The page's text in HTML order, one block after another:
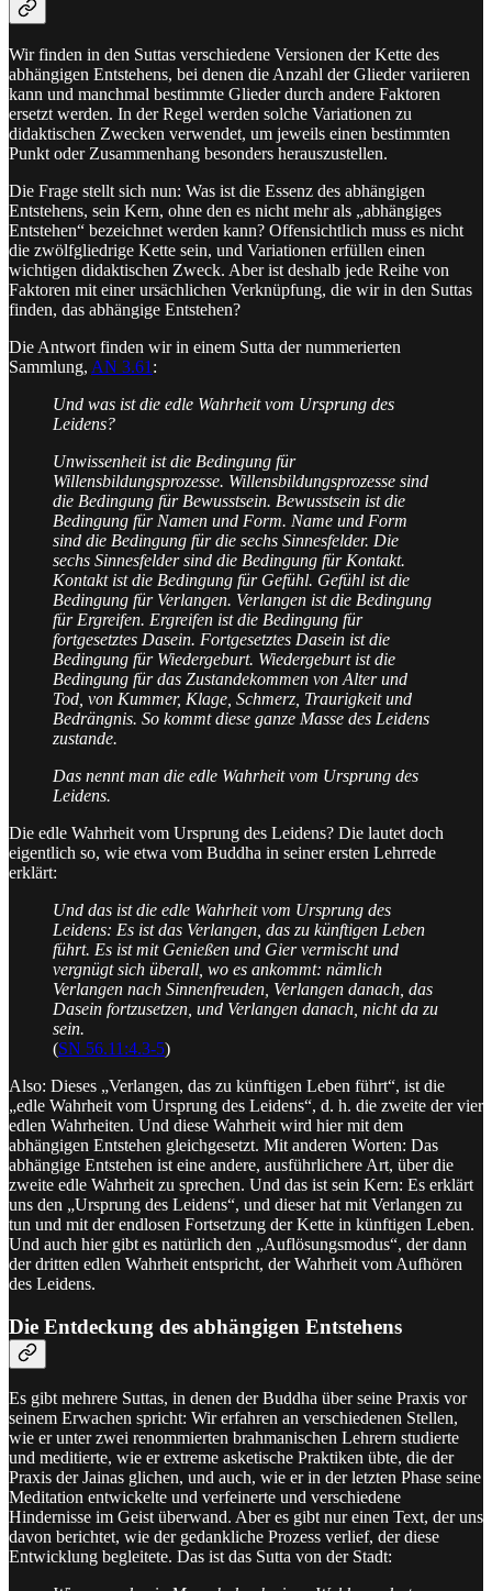
Wir finden in den Suttas verschiedene Versionen der Kette des
abhängigen Entstehens, bei denen die Anzahl der Glieder variieren
kann und manchmal bestimmte Glieder durch andere Faktoren
ersetzt werden. In der Regel werden solche Variationen zu
didaktischen Zwecken verwendet, um jeweils einen bestimmten
Punkt oder Zusammenhang besonders herauszustellen.
Die Frage stellt sich nun: Was ist die Essenz des abhängigen
Entstehens, sein Kern, ohne den es nicht mehr als „abhängiges
Entstehen“ bezeichnet werden kann? Offensichtlich muss es nicht
die zwölfgliedrige Kette sein, und Variationen erfüllen einen
wichtigen didaktischen Zweck. Aber ist deshalb jede Reihe von
Faktoren mit einer ursächlichen Verknüpfung, die wir in den Suttas
finden, das abhängige Entstehen?
Die Antwort finden wir in einem Sutta der nummerierten
Sammlung, AN 3.61 :
Und was ist die edle Wahrheit vom Ursprung des
Leidens?
Unwissenheit ist die Bedingung für
Willensbildungsprozesse. Willensbildungsprozesse sind
die Bedingung für Bewusstsein. Bewusstsein ist die
Bedingung für Namen und Form. Name und Form
sind die Bedingung für die sechs Sinnesfelder. Die
sechs Sinnesfelder sind die Bedingung für Kontakt.
Kontakt ist die Bedingung für Gefühl. Gefühl ist die
Bedingung für Verlangen. Verlangen ist die Bedingung
für Ergreifen. Ergreifen ist die Bedingung für
fortgesetztes Dasein. Fortgesetztes Dasein ist die
Bedingung für Wiedergeburt. Wiedergeburt ist die
Bedingung für das Zustandekommen von Alter und
Tod, von Kummer, Klage, Schmerz, Traurigkeit und
Bedrängnis. So kommt diese ganze Masse des Leidens
zustande.
Das nennt man die edle Wahrheit vom Ursprung des
Leidens.
Die edle Wahrheit vom Ursprung des Leidens? Die lautet doch
eigentlich so, wie etwa vom Buddha in seiner ersten Lehrrede
erklärt:
Und das ist die edle Wahrheit vom Ursprung des
Leidens: Es ist das Verlangen, das zu künftigen Leben
führt. Es ist mit Genießen und Gier vermischt und
vergnügt sich überall, wo es ankommt: nämlich
Verlangen nach Sinnenfreuden, Verlangen danach, das
Dasein fortzusetzen, und Verlangen danach, nicht da zu
sein.
(SN 56.11:4.3-5)
Also: Dieses „Verlangen, das zu künftigen Leben führt“, ist die
„edle Wahrheit vom Ursprung des Leidens“, d. h. die zweite der vier
edlen Wahrheiten. Und diese Wahrheit wird hier mit dem
abhängigen Entstehen gleichgesetzt. Mit anderen Worten: Das
abhängige Entstehen ist eine andere, ausführlichere Art, über die
zweite edle Wahrheit zu sprechen. Und das ist sein Kern: Es erklärt
uns den „Ursprung des Leidens“, und dieser hat mit Verlangen zu
tun und mit der endlosen Fortsetzung der Kette in künftigen Leben.
Und auch hier gibt es natürlich den „Auflösungsmodus“, der dann
der dritten edlen Wahrheit entspricht, der Wahrheit vom Aufhören
des Leidens.
Die Entdeckung des abhängigen Entstehens
Es gibt mehrere Suttas, in denen der Buddha über seine Praxis vor
seinem Erwachen spricht: Wir erfahren an verschiedenen Stellen,
wie er unter zwei renommierten brahmanischen Lehrern studierte
und meditierte, wie er extreme asketische Praktiken übte, die der
Praxis der Jainas glichen, und auch, wie er in der letzten Phase seine
Meditation entwickelte und verfeinerte und verschiedene
Hindernisse im Geist überwand. Aber es gibt nur einen Text, der uns
davon berichtet, wie der gedankliche Prozess verlief, der diese
Entwicklung begleitete. Das ist das Sutta von der Stadt: